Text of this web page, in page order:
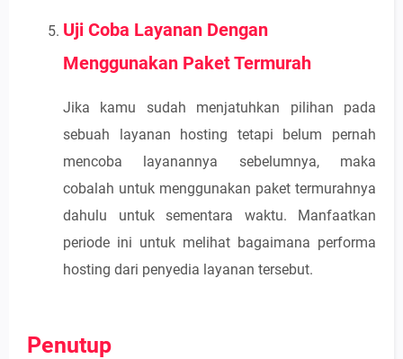
Uji Coba Layanan Dengan
Menggunakan Paket Termurah
Jika kamu sudah menjatuhkan pilihan pada
sebuah layanan hosting tetapi belum pernah
mencoba layanannya sebelumnya, maka
cobalah untuk menggunakan paket termurahnya
dahulu untuk sementara waktu. Manfaatkan
periode ini untuk melihat bagaimana performa
hosting dari penyedia layanan tersebut.
Penutup